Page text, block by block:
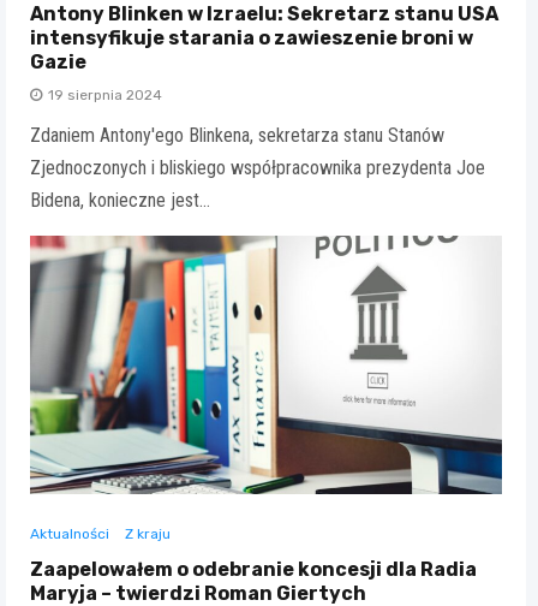
Antony Blinken w Izraelu: Sekretarz stanu USA
intensyfikuje starania o zawieszenie broni w
Gazie
19 sierpnia 2024
Zdaniem Antony'ego Blinkena, sekretarza stanu Stanów
Zjednoczonych i bliskiego współpracownika prezydenta Joe
Bidena, konieczne jest…
Aktualności Z kraju
Zaapelowałem o odebranie koncesji dla Radia
Maryja – twierdzi Roman Giertych